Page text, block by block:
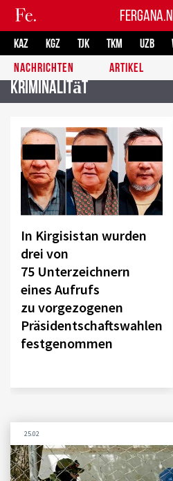
KAZ KGZ TJK TKM UZB
NACHRICHTEN
ARTIKEL
Kriminalität
In Kirgisistan wurden
drei von
75 Unterzeichnern
eines Aufrufs
zu vorgezogenen
Präsidentschaftswahlen
festgenommen
25.02